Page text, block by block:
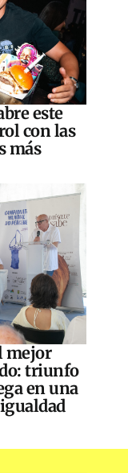
este
con las
más
mejor
triunfo
en una